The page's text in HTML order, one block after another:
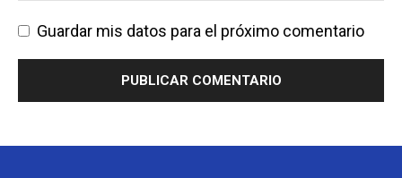
Guardar mis datos para el próximo comentario